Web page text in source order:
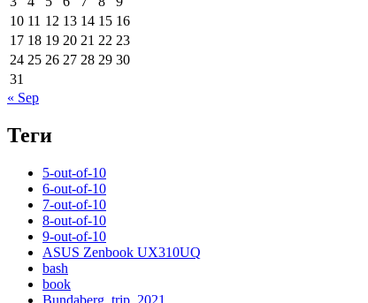
10 11 12 13 14 15 16
17 18 19 20 21 22 23
24 25 26 27 28 29 30
31
« Sep
Теги
5-out-of-10
6-out-of-10
7-out-of-10
8-out-of-10
9-out-of-10
ASUS Zenbook UX310UQ
bash
book